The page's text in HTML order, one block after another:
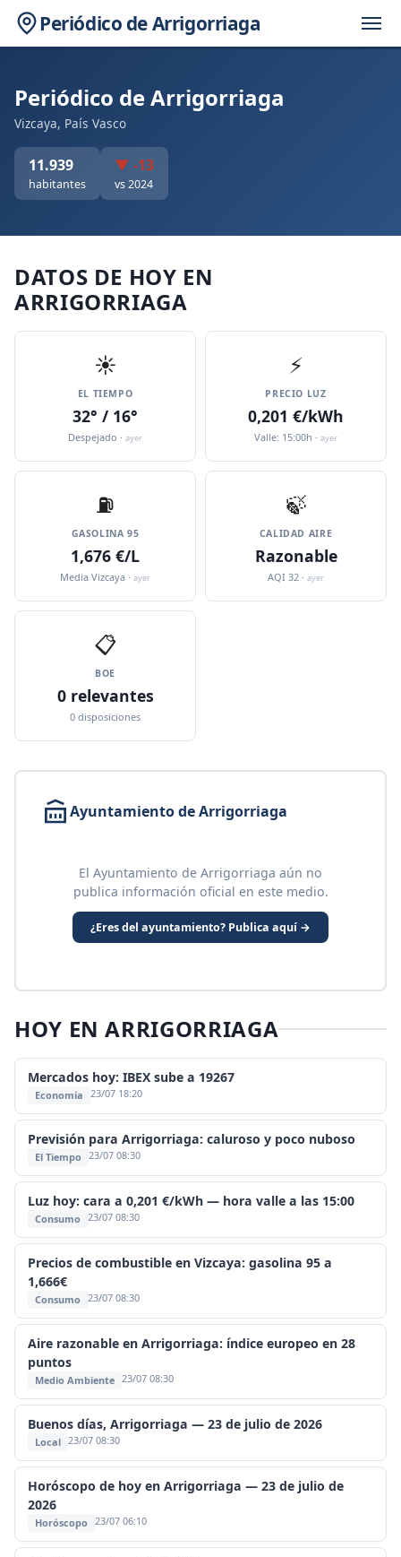
Periódico de Arrigorriaga
Periódico de Arrigorriaga
Vizcaya, País Vasco
11.939
habitantes
▼ -13
vs 2024
DATOS DE HOY EN
ARRIGORRIAGA
☀️
EL TIEMPO
32° / 16°
Despejado · ayer
⚡
PRECIO LUZ
0,201 €/kWh
Valle: 15:00h · ayer
⛽️
GASOLINA 95
1,676 €/L
Media Vizcaya · ayer
🍃
CALIDAD AIRE
Razonable
AQI 32 · ayer
📋
BOE
0 relevantes
0 disposiciones
Ayuntamiento de Arrigorriaga
El Ayuntamiento de Arrigorriaga aún no
publica información oficial en este medio.
¿Eres del ayuntamiento? Publica aquí →
HOY EN ARRIGORRIAGA
Mercados hoy: IBEX sube a 19267
Economía 23/07 18:20
Previsión para Arrigorriaga: caluroso y poco nuboso
El Tiempo 23/07 08:30
Luz hoy: cara a 0,201 €/kWh — hora valle a las 15:00
Consumo 23/07 08:30
Precios de combustible en Vizcaya: gasolina 95 a
1,666€
Consumo 23/07 08:30
Aire razonable en Arrigorriaga: índice europeo en 28
puntos
Medio Ambiente 23/07 08:30
Buenos días, Arrigorriaga — 23 de julio de 2026
Local 23/07 08:30
Horóscopo de hoy en Arrigorriaga — 23 de julio de
2026
Horóscopo 23/07 06:10